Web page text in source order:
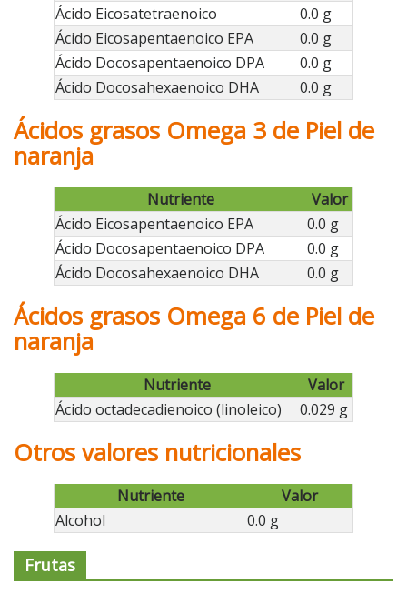
Ácido Eicosatetraenoico
0.0 g
Ácido Eicosapentaenoico EPA
0.0 g
Ácido Docosapentaenoico DPA
0.0 g
Ácido Docosahexaenoico DHA
0.0 g
Ácidos grasos Omega 3 de Piel de
naranja
Nutriente
Valor
Ácido Eicosapentaenoico EPA
0.0 g
Ácido Docosapentaenoico DPA
0.0 g
Ácido Docosahexaenoico DHA
0.0 g
Ácidos grasos Omega 6 de Piel de
naranja
Nutriente
Valor
Ácido octadecadienoico (linoleico)
0.029 g
Otros valores nutricionales
Nutriente
Valor
Alcohol
0.0 g
Frutas